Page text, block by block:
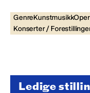
Konserter /
Ledige